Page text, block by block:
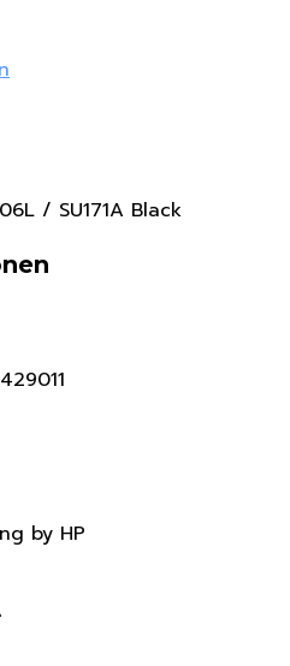
/ SU171A Black
by HP